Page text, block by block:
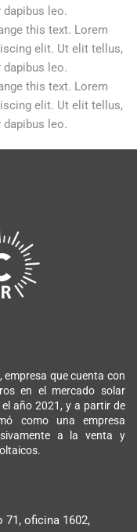
dapibus leo.
this text. Lorem
elit. Ut elit tellus,
dapibus leo.
this text. Lorem
elit. Ut elit tellus,
dapibus leo.
empresa que cuenta con
en el mercado solar
año 2021, y a partir de
como una empresa
a la venta y
71, oficina 1602,